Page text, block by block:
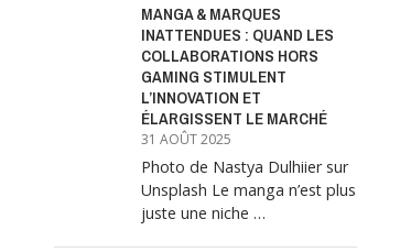
MANGA & MARQUES
INATTENDUES : QUAND LES
COLLABORATIONS HORS
GAMING STIMULENT
L’INNOVATION ET
ÉLARGISSENT LE MARCHÉ
31 AOÛT 2025
Photo de Nastya Dulhiier sur
Unsplash Le manga n’est plus
juste une niche …